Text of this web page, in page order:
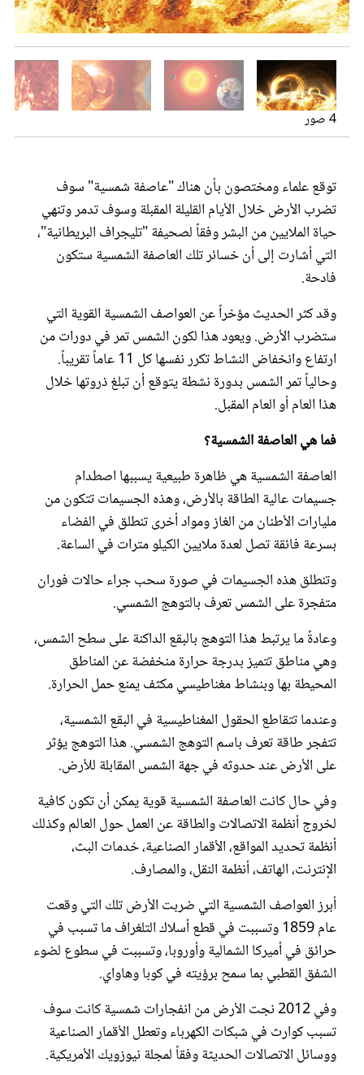
العاصفة الشمسية هل ستؤثر على الارض
كثر الحديث مؤخرا عن عواصف شمسية مدمرة
4 صور
توقع علماء ومختصون بأن هناك "عاصفة شمسية" سوف
تضرب الأرض خلال الأيام القليلة المقبلة وسوف تدمر وتنهي
حياة الملايين من البشر وفقاً لصحيفة "تليجراف البريطانية"،
التي أشارت إلى أن خسائر تلك العاصفة الشمسية ستكون
فادحة.
وقد كثر الحديث مؤخراً عن العواصف الشمسية القوية التي
ستضرب الأرض. ويعود هذا لكون الشمس تمر في دورات من
ارتفاع وانخفاض النشاط تكرر نفسها كل 11 عاماً تقريباً.
وحالياً تمر الشمس بدورة نشطة يتوقع أن تبلغ ذروتها خلال
هذا العام أو العام المقبل.
فما هي العاصفة الشمسية؟
العاصفة الشمسية هي ظاهرة طبيعية يسببها اصطدام
جسيمات عالية الطاقة بالأرض، وهذه الجسيمات تتكون من
مليارات الأطنان من الغاز ومواد أخرى تنطلق في الفضاء
بسرعة فائقة تصل لعدة ملايين الكيلو مترات في الساعة.
وتنطلق هذه الجسيمات في صورة سحب جراء حالات فوران
متفجرة على الشمس تعرف بالتوهج الشمسي.
وعادةً ما يرتبط هذا التوهج بالبقع الداكنة على سطح الشمس،
وهي مناطق تتميز بدرجة حرارة منخفضة عن المناطق
المحيطة بها وبنشاط مغناطيسي مكثف يمنع حمل الحرارة.
وعندما تتقاطع الحقول المغناطيسية في البقع الشمسية،
تتفجر طاقة تعرف باسم التوهج الشمسي. هذا التوهج يؤثر
على الأرض عند حدوثه في جهة الشمس المقابلة للأرض.
وفي حال كانت العاصفة الشمسية قوية يمكن أن تكون كافية
لخروج أنظمة الاتصالات والطاقة عن العمل حول العالم وكذلك
أنظمة تحديد المواقع، الأقمار الصناعية، خدمات البث،
الإنترنت، الهاتف، أنظمة النقل، والمصارف.
أبرز العواصف الشمسية التي ضربت الأرض تلك التي وقعت
عام 1859 وتسببت في قطع أسلاك التلغراف ما تسبب في
حرائق في أميركا الشمالية وأوروبا، وتسببت في سطوع لضوء
الشفق القطبي بما سمح برؤيته في كوبا وهاواي.
وفي 2012 نجت الأرض من انفجارات شمسية كانت سوف
تسبب كوارث في شبكات الكهرباء وتعطل الأقمار الصناعية
ووسائل الاتصالات الحديثة وفقاً لمجلة نيوزويك الأمريكية.
عروس سيدتي
مجلة سيدتي